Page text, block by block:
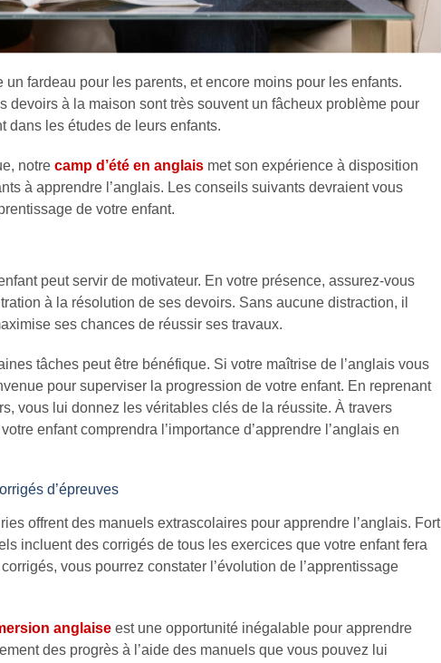
un fardeau pour les parents, et encore moins pour les enfants.
devoirs à la maison sont très souvent un fâcheux problème pour
dans les études de leurs enfants.
notre camp d’été en anglais met son expérience à disposition
à apprendre l’anglais. Les conseils suivants devraient vous
de votre enfant.
peut servir de motivateur. En votre présence, assurez-vous
à la résolution de ses devoirs. Sans aucune distraction, il
ses chances de réussir ses travaux.
tâches peut être bénéfique. Si votre maîtrise de l’anglais vous
pour superviser la progression de votre enfant. En reprenant
vous lui donnez les véritables clés de la réussite. À travers
enfant comprendra l’importance d’apprendre l’anglais en
d’épreuves
offrent des manuels extrascolaires pour apprendre l’anglais. Fort
incluent des corrigés de tous les exercices que votre enfant fera
vous pourrez constater l’évolution de l’apprentissage
anglaise est une opportunité inégalable pour apprendre
des progrès à l’aide des manuels que vous pouvez lui